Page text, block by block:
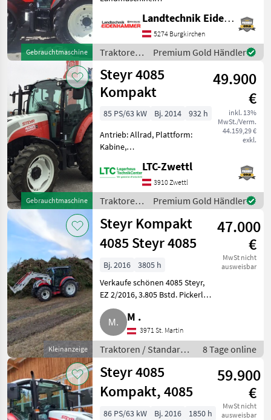
Gebrauchtmaschine
Plattform: Kabine,
Zapfwellendrehzahl:
540/540E/1000,
Höchstgeschwindigkeit in
km/h: 40 km/h, Aufladung:
Tu
Landtechnik Eidenhammer GmbH
5274 Burgkirchen
Traktoren
/ Steyr
Premium Gold Händler
Gebrauchtmaschine
Steyr 4085
Kompakt
49.900
€
inkl. 13%
MwSt./Verm.
44.159,29 €
exkl.
85 PS/63 kW Bj. 2014
932 h
Antrieb: Allrad, Plattform:
Kabine,
km/h: 40 km/h, Abgasstufe:
Tier 2/Stage II, Bolzengröße
Anhängevorrichtung (mm):
32mm,
Anhängevorrichtung: ma
LTC-Zwettl
3910 Zwettl
Traktoren
/ Steyr
Premium Gold Händler
Kleinanzeige
Steyr Kompakt
4085 Steyr 4085
47.000
€
MwSt nicht
ausweisbar
Bj. 2016
3805 h
Verkaufe schönen 4085 Steyr,
EZ 2/2016, 3.805 Bstd. Pickerl
und Ölwechsel Motor und
Vorderachse aktuell neu
gemacht. Klima, 3 dw Stg., el.
Joystick ELC Hauer mit Lei
M .
3971 St. Martin
Traktoren / Standard
Traktoren
8 Tage online
Steyr 4085
Kompakt, 4085
59.900
€
MwSt nicht
ausweisbar
86 PS/63 kW Bj. 2016
1850 h